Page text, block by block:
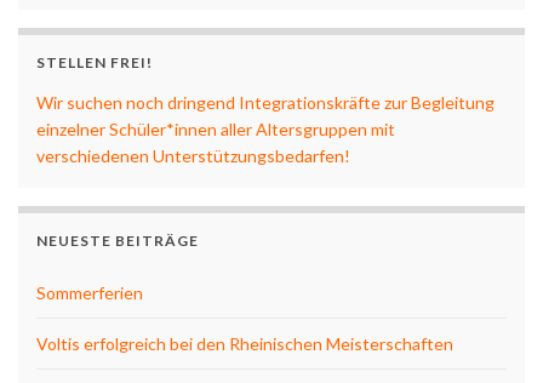
STELLEN FREI!
Wir suchen noch dringend Integrationskräfte zur Begleitung
einzelner Schüler*innen aller Altersgruppen mit
verschiedenen Unterstützungsbedarfen!
NEUESTE BEITRÄGE
Sommerferien
Voltis erfolgreich bei den Rheinischen Meisterschaften